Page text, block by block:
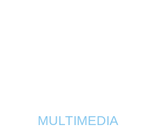
MULTIMEDIA